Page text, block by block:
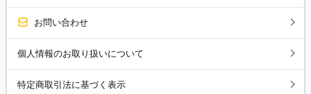
お問い合わせ
個人情報のお取り扱いについて
特定商取引法に基づく表示